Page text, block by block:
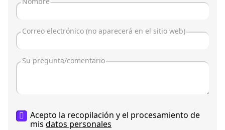
Acepto la recopilación y el procesamiento de
mis datos personales